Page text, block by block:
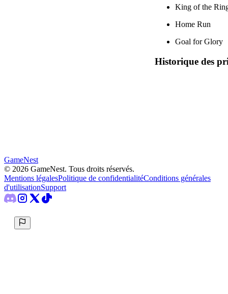
King of the
Home Run
Goal for Glory
Historique des
GameNest
© 2026 GameNest. Tous droits réservés.
Mentions légalesPolitique de confidentialitéConditions générales
d'utilisationSupport